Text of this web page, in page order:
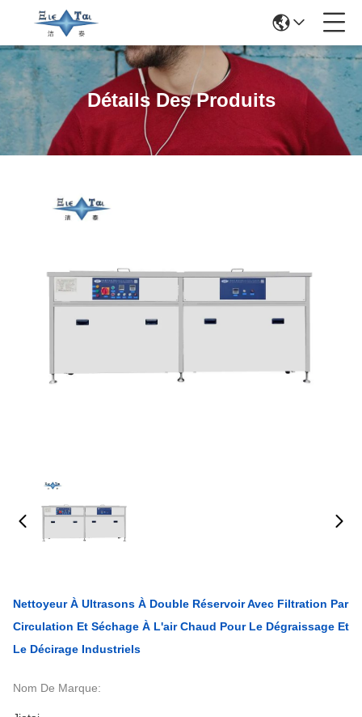
Détails Des Produits
Nettoyeur À Ultrasons À Double Réservoir Avec Filtration Par
Circulation Et Séchage À L'air Chaud Pour Le Dégraissage Et
Le Décirage Industriels
Nom De Marque: